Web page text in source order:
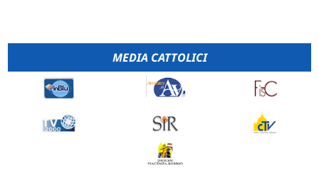
MEDIA CATTOLICI